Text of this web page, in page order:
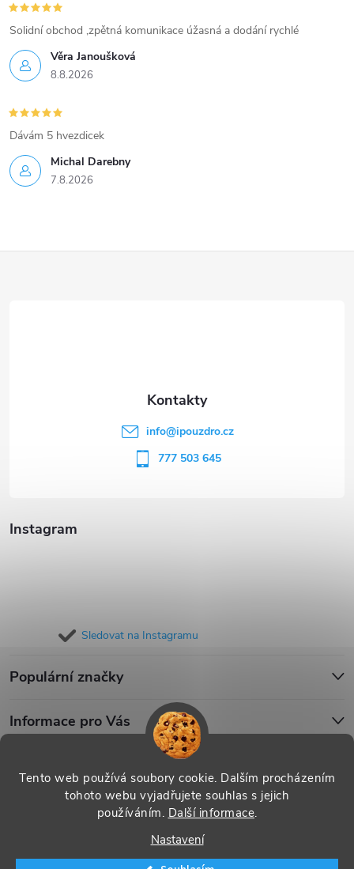
Tento web používá soubory cookie. Dalším procházením
tohoto webu vyjadřujete souhlas s jejich
používáním. Další informace.
Nastavení
Věra Janoušková
8.8.2026
Solidní obchod ,zpětná komunikace úžasná a dodání rychlé
Michal Darebny
7.8.2026
Dávám 5 hvezdicek
Instagram
Sledovat na Instagramu
Populární značky
Informace pro Vás
info@ipouzdro.cz
777 503 645
Copyright 2026 . Všechna práva vyhrazena.
nastavení cookies